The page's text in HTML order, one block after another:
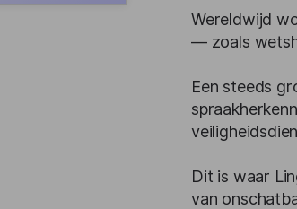
Wereldwijd
— zoals
Een steeds
Dit is waar
van